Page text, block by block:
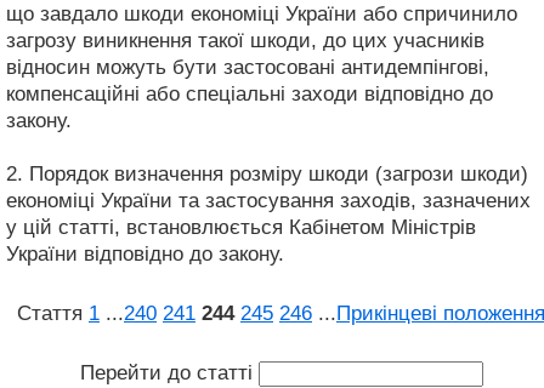
що завдало шкоди економіці України або спричинило
загрозу виникнення такої шкоди, до цих учасників
відносин можуть бути застосовані антидемпінгові,
компенсаційні або спеціальні заходи відповідно до
закону.
2. Порядок визначення розміру шкоди (загрози шкоди)
економіці України та застосування заходів, зазначених
у цій статті, встановлюється Кабінетом Міністрів
України відповідно до закону.
Стаття 1 ...240 241 244 245 246 ...Прикінцеві положення
Перейти до статті